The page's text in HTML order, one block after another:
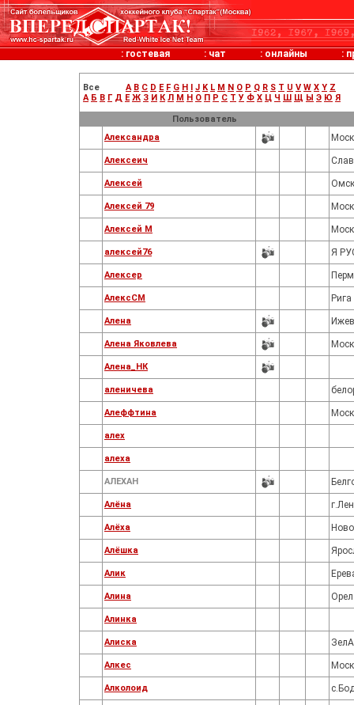
: гостевая : чат : онлайны :
Все A B C D E F G H I J K L M N O P Q R S T U V W X Y Z
А Б В Г Д Е Ж З И К Л М Н О П Р С Т У Ф Х Ц Ч Ш Щ Ы Э Ю Я
Пользователь
Александра
Алексеич
Алексей Омск
Алексей 79
Алексей М
алексей76 Я
Алексер
АлексСМ Рига
Алена
Алена Яковлева
Алена_НК
аленичева
Алеффтина
алех
алеха
АЛЕХАН
Алёна
Алёха
Алёшка
Алик
Алина Орел
Алинка
Алиска
Алкес
Алколоид